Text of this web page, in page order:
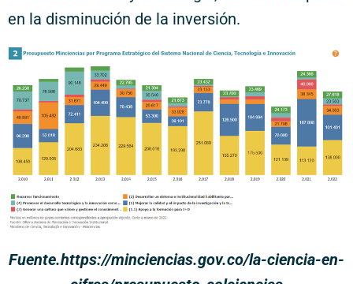
en la disminución de la inversión.
Fuente.https://minciencias.gov.co/la-ciencia-en-